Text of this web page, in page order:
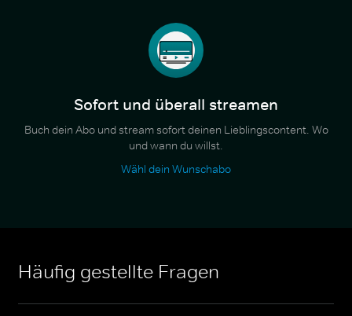
Sofort und überall streamen
Buch dein Abo und stream sofort deinen Lieblingscontent. Wo
und wann du willst.
Wähl dein Wunschabo
Häufig gestellte Fragen